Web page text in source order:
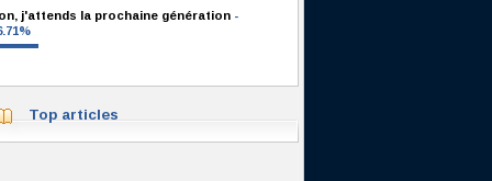
j'attends la prochaine génération -
Top articles